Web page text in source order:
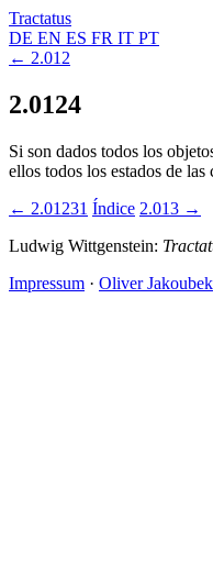
Tractatus
DE EN ES FR IT PT
← 2.012
2.0124
Si son dados todos los
ellos todos los estados de las
← 2.01231 Índice 2.013 →
Ludwig Wittgenstein:
Impressum · Oliver Jakoubek